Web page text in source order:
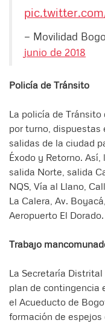
— Movilidad
junio de 2018
Policía de Tránsito
La policía de
por turno, dispuestas
salidas de la ciudad
Éxodo y Retorno.
salida Norte, salida
NQS, Vía al Llano,
La Calera, Av.
Aeropuerto El Dorado.
Trabajo
La Secretaría
plan de contingencia
el Acueducto de
formación de